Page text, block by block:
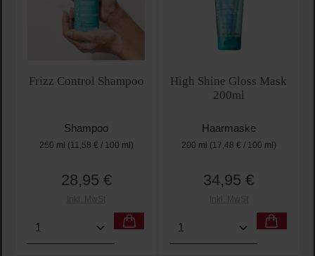
Frizz Control Shampoo
Shampoo
250 ml (11,58 € / 100 ml)
Regulärer Preis:
28,95 €
Inkl. MwSt
Produkt Anzahl: Gib den gewünschten Wert ein
High Shine Gloss Mask
200ml
Haarmaske
200 ml (17,48 € / 100 ml)
Regulärer Preis:
34,95 €
Inkl. MwSt
Produkt Anzahl: Gib